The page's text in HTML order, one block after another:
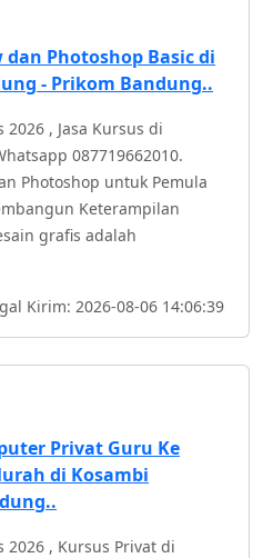
dan Photoshop Basic di
- Prikom Bandung..
, Jasa Kursus di
087719662010.
Photoshop untuk Pemula
Keterampilan
grafis adalah
Kirim: 2026-08-06 14:06:39
Privat Guru Ke
di Kosambi
, Kursus Privat di